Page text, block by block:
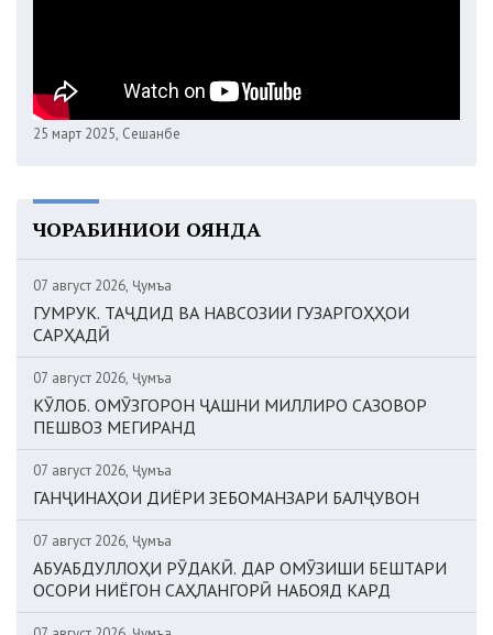
25 март 2025, Сешанбе
ЧОРАБИНИҲОИ ОЯНДА
07 август 2026, Ҷумъа
ГУМРУК. ТАҶДИД ВА НАВСОЗИИ ГУЗАРГОҲҲОИ
САРҲАДӢ
07 август 2026, Ҷумъа
КӮЛОБ. ОМӮЗГОРОН ҶАШНИ МИЛЛИРО САЗОВОР
ПЕШВОЗ МЕГИРАНД
07 август 2026, Ҷумъа
ГАНҶИНАҲОИ ДИЁРИ ЗЕБОМАНЗАРИ БАЛҶУВОН
07 август 2026, Ҷумъа
АБУАБДУЛЛОҲИ РӮДАКӢ. ДАР ОМӮЗИШИ БЕШТАРИ
ОСОРИ НИЁГОН САҲЛАНГОРӢ НАБОЯД КАРД